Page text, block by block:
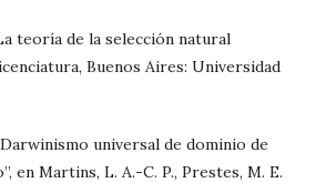
teoría de la selección natural
Buenos Aires: Universidad
universal de dominio de
en Martins, L. A.-C. P., Prestes, M. E.